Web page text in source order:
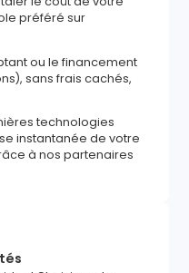
préféré sur
ou le financement
sans frais cachés,
technologies
instantanée de votre
à nos partenaires